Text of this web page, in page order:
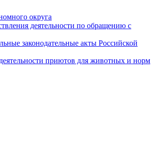
округа
деятельности по обращению с
законодательные акты Российской
приютов для животных и норм